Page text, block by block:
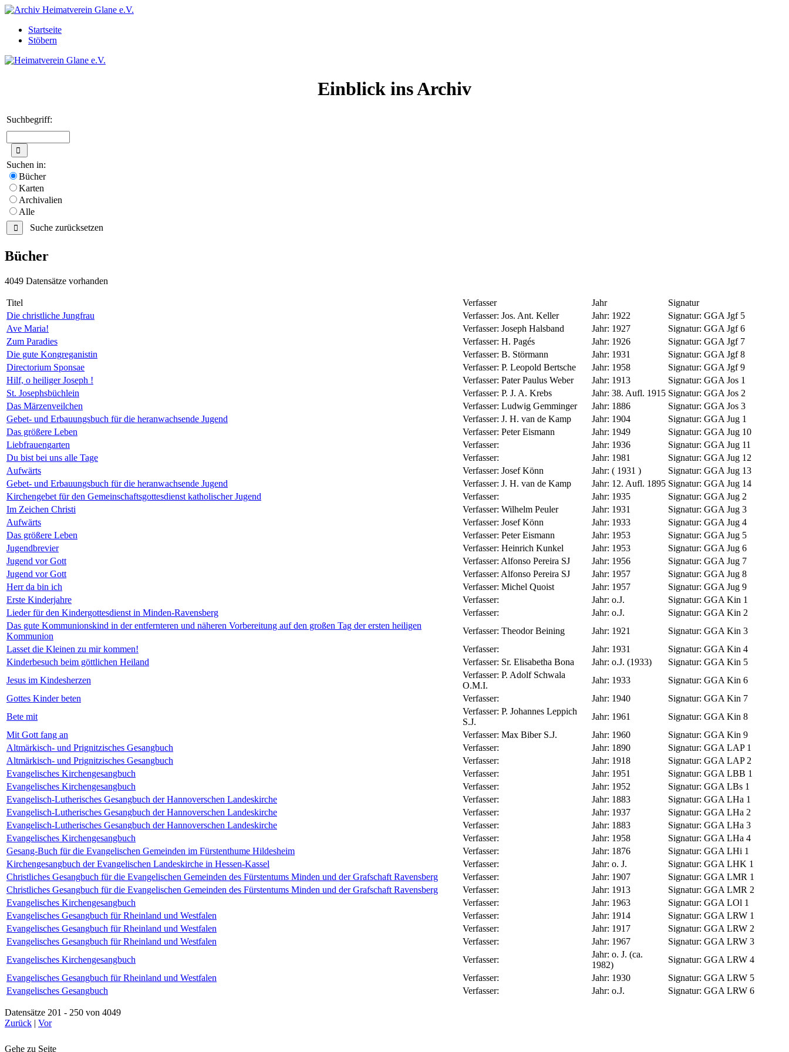
Startseite
Stöbern
Einblick ins Archiv
Suchbegriff:
Suchen in:
Bücher
Karten
Archivalien
Alle
Suche zurücksetzen
Bücher
4049 Datensätze vorhanden
Titel Verfasser Jahr
Signatur
Die christliche Jungfrau
Verfasser: Jos. Ant. Keller Jahr: 1922 Signatur: GGA Jgf 5
Ave Maria!
Verfasser: Joseph Halsband Jahr: 1927 Signatur: GGA Jgf 6
Zum Paradies
Verfasser: H. Pagés Jahr: 1926 Signatur: GGA Jgf 7
Die gute Kongreganistin
Verfasser: B. Störmann Jahr: 1931 Signatur: GGA Jgf 8
Directorium Sponsae
Verfasser: P. Leopold Bertsche Jahr: 1958 Signatur: GGA Jgf 9
Hilf, o heiliger Joseph !
Verfasser: Pater Paulus Weber Jahr: 1913 Signatur: GGA Jos 1
St. Josephsbüchlein
Verfasser: P. J. A. Krebs Jahr: 38. Aufl. 1915 Signatur: GGA Jos 2
Das Märzenveilchen
Verfasser: Ludwig Gemminger Jahr: 1886 Signatur: GGA Jos 3
Gebet- und Erbauungsbuch für die heranwachsende Jugend
Verfasser: J. H. van de Kamp Jahr: 1904 Signatur: GGA Jug 1
Das größere Leben
Verfasser: Peter Eismann Jahr: 1949 Signatur: GGA Jug 10
Liebfrauengarten
Verfasser: Jahr: 1936 Signatur: GGA Jug 11
Du bist bei uns alle Tage
Verfasser: Jahr: 1981 Signatur: GGA Jug 12
Aufwärts
Verfasser: Josef Könn Jahr: ( 1931 ) Signatur: GGA Jug 13
Gebet- und Erbauungsbuch für die heranwachsende Jugend
Verfasser: J. H. van de Kamp Jahr: 12. Aufl. 1895 Signatur: GGA Jug 14
Kirchengebet für den Gemeinschaftsgottesdienst katholischer Jugend
Verfasser: Jahr: 1935 Signatur: GGA Jug 2
Im Zeichen Christi
Verfasser: Wilhelm Peuler Jahr: 1931 Signatur: GGA Jug 3
Aufwärts
Verfasser: Josef Könn Jahr: 1933 Signatur: GGA Jug 4
Das größere Leben
Verfasser: Peter Eismann Jahr: 1953 Signatur: GGA Jug 5
Jugendbrevier
Verfasser: Heinrich Kunkel Jahr: 1953 Signatur: GGA Jug 6
Jugend vor Gott
Verfasser: Alfonso Pereira SJ Jahr: 1956 Signatur: GGA Jug 7
Jugend vor Gott
Verfasser: Alfonso Pereira SJ Jahr: 1957 Signatur: GGA Jug 8
Herr da bin ich
Verfasser: Michel Quoist Jahr: 1957 Signatur: GGA Jug 9
Erste Kinderjahre
Verfasser: Jahr: o.J. Signatur: GGA Kin 1
Lieder für den Kindergottesdienst in Minden-Ravensberg
Verfasser: Jahr: o.J. Signatur: GGA Kin 2
Das gute Kommunionskind in der entfernteren und näheren Vorbereitung auf den großen Tag der ersten heiligen
Kommunion
Verfasser: Theodor Beining Jahr: 1921 Signatur: GGA Kin 3
Lasset die Kleinen zu mir kommen!
Verfasser: Jahr: 1931 Signatur: GGA Kin 4
Kinderbesuch beim göttlichen Heiland
Verfasser: Sr. Elisabetha Bona Jahr: o.J. (1933) Signatur: GGA Kin 5
Jesus im Kindesherzen
Verfasser: P. Adolf Schwala
O.M.I.
Jahr: 1933 Signatur: GGA Kin 6
Gottes Kinder beten
Verfasser: Jahr: 1940 Signatur: GGA Kin 7
Bete mit
Verfasser: P. Johannes Leppich
S.J.
Jahr: 1961 Signatur: GGA Kin 8
Mit Gott fang an
Verfasser: Max Biber S.J. Jahr: 1960 Signatur: GGA Kin 9
Altmärkisch- und Prignitzisches Gesangbuch
Verfasser: Jahr: 1890 Signatur: GGA LAP 1
Altmärkisch- und Prignitzisches Gesangbuch
Verfasser: Jahr: 1918 Signatur: GGA LAP 2
Evangelisches Kirchengesangbuch
Verfasser: Jahr: 1951 Signatur: GGA LBB 1
Evangelisches Kirchengesangbuch
Verfasser: Jahr: 1952 Signatur: GGA LBs 1
Evangelisch-Lutherisches Gesangbuch der Hannoverschen Landeskirche
Verfasser: Jahr: 1883 Signatur: GGA LHa 1
Evangelisch-Lutherisches Gesangbuch der Hannoverschen Landeskirche
Verfasser: Jahr: 1937 Signatur: GGA LHa 2
Evangelisch-Lutherisches Gesangbuch der Hannoverschen Landeskirche
Verfasser: Jahr: 1883 Signatur: GGA LHa 3
Evangelisches Kirchengesangbuch
Verfasser: Jahr: 1958 Signatur: GGA LHa 4
Gesang-Buch für die Evangelischen Gemeinden im Fürstenthume Hildesheim
Verfasser: Jahr: 1876 Signatur: GGA LHi 1
Kirchengesangbuch der Evangelischen Landeskirche in Hessen-Kassel
Verfasser: Jahr: o. J. Signatur: GGA LHK 1
Christliches Gesangbuch für die Evangelischen Gemeinden des Fürstentums Minden und der Grafschaft Ravensberg
Verfasser: Jahr: 1907 Signatur: GGA LMR 1
Christliches Gesangbuch für die Evangelischen Gemeinden des Fürstentums Minden und der Grafschaft Ravensberg
Verfasser: Jahr: 1913 Signatur: GGA LMR 2
Evangelisches Kirchengesangbuch
Verfasser: Jahr: 1963 Signatur: GGA LOl 1
Evangelisches Gesangbuch für Rheinland und Westfalen
Verfasser: Jahr: 1914 Signatur: GGA LRW 1
Evangelisches Gesangbuch für Rheinland und Westfalen
Verfasser: Jahr: 1917 Signatur: GGA LRW 2
Evangelisches Gesangbuch für Rheinland und Westfalen
Verfasser: Jahr: 1967 Signatur: GGA LRW 3
Evangelisches Kirchengesangbuch
Verfasser:
Jahr: o. J. (ca.
1982)
Signatur: GGA LRW 4
Evangelisches Gesangbuch für Rheinland und Westfalen
Verfasser: Jahr: 1930 Signatur: GGA LRW 5
Evangelisches Gesangbuch
Verfasser: Jahr: o.J. Signatur: GGA LRW 6
Datensätze 201 - 250 von 4049
Zurück | Vor
Gehe zu Seite